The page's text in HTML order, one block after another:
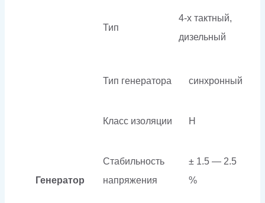
Тип
4-х тактный,
дизельный
Генератор
Тип генератора синхронный
Класс изоляции H
Стабильность
напряжения
± 1.5 — 2.5
%